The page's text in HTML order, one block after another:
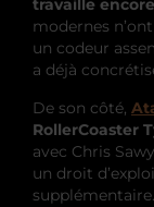
travaille
modernes
un codeur
a déjà
De son côté,
RollerCoaster
avec Chris
un droit
supplémentaire.